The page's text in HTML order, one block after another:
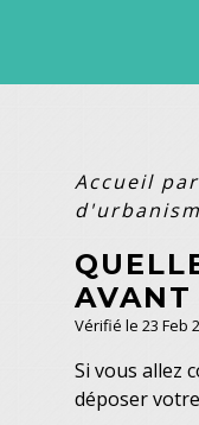
Accueil
AVANT
Vérifié le 23 Feb
Si vous allez
déposer